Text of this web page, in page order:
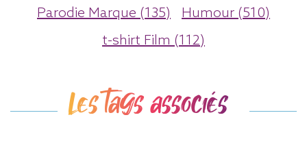
Parodie Marque (135)
Humour (510)
t-shirt Film (112)
Les tags associés